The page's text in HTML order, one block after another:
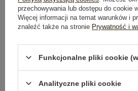
przechowywania lub dostępu do cookie
Więcej informacji na temat warunków i
znaleźć także na stronie Prywatność i
Funkcjonalne pliki cookie
Analityczne pliki cookie